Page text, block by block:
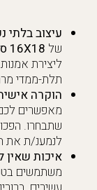
עיצוב בלתי
של 16X18 ס"מ
ליצירת
תלת-ממדי
הוקרה
מאפשרים
שתבחרו.
לנמענ/ת את
איכות שאין
משתמשים